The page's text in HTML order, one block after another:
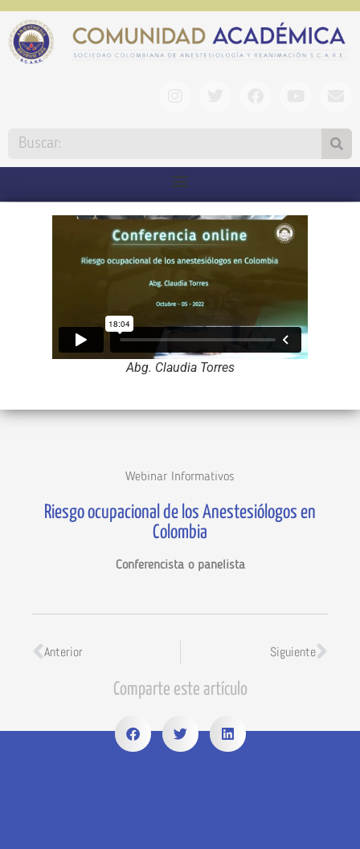
Abg. Claudia Torres
Webinar Informativos
Riesgo ocupacional de los Anestesiólogos en
Colombia
Conferencista o panelista
Anterior Siguiente
Comparte este artículo